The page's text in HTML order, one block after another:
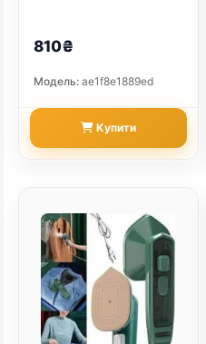
810₴
Модель: ae1f8e1889ed
Купити